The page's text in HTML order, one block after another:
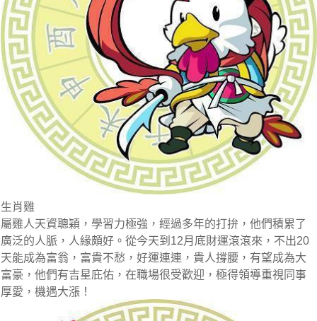
生肖雞
屬雞人天資聰穎，學習力極強，經過多年的打拚，他們積累了
廣泛的人脈，人緣頗好。從今天到12月底財運滾滾來，不出20
天能成為富翁，富貴不愁，好運連連，貴人撐腰，有望成為大
富豪，他們有吉星庇佑，在職場很受歡迎，極得領導重視同事
厚愛，機遇大漲！